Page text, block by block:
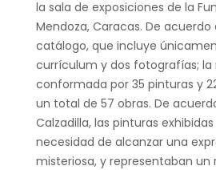
la sala de exposiciones de la
Mendoza, Caracas. De acuerdo
catálogo, que incluye
currículum y dos fotografías;
conformada por 35 pinturas y
un total de 57 obras. De
Calzadilla, las pinturas
necesidad de alcanzar una
misteriosa, y representaban un